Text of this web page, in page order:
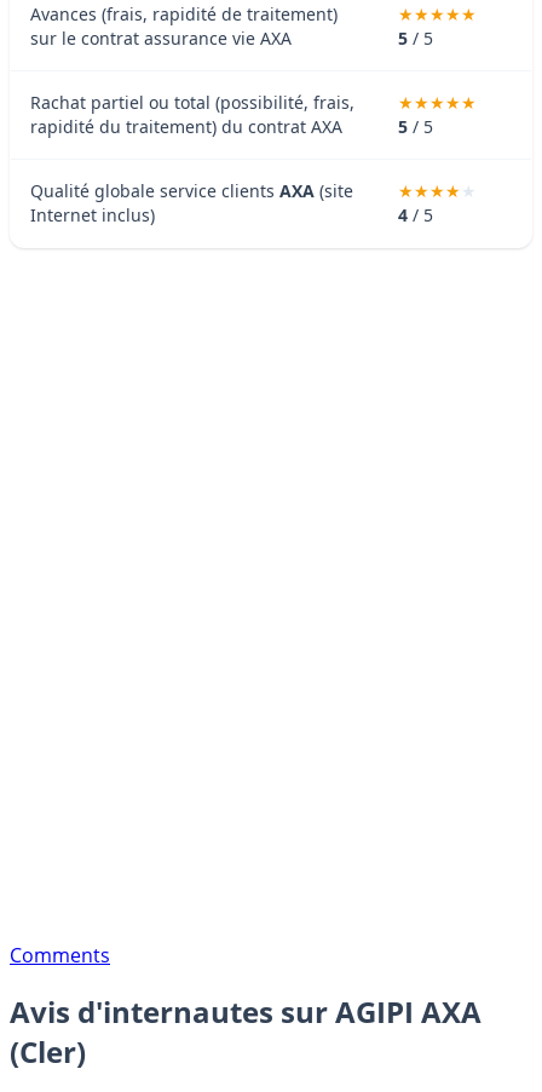
Avances (frais, rapidité de traitement)
sur le contrat assurance vie AXA
5 / 5
Rachat partiel ou total (possibilité, frais,
rapidité du traitement) du contrat AXA
5 / 5
Qualité globale service clients AXA (site
Internet inclus)
4 / 5
Comments
Avis d'internautes sur AGIPI AXA
(Cler)